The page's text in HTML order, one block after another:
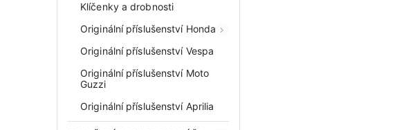
Klíčenky a drobnosti
Originální příslušenství Honda
Originální příslušenství Vespa
Originální příslušenství Moto
Guzzi
Originální příslušenství Aprilia